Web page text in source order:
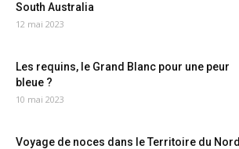
South Australia
12 mai 2023
Les requins, le Grand Blanc pour une peur
bleue ?
10 mai 2023
Voyage de noces dans le Territoire du Nord